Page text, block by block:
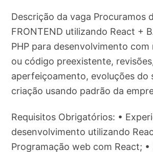
Descrição da vaga Procuramos
FRONTEND utilizando React +
PHP para desenvolvimento com
ou código preexistente,
aperfeiçoamento, evoluções do
criação usando padrão da
Requisitos Obrigatórios: •
desenvolvimento utilizando
Programação web com React; •